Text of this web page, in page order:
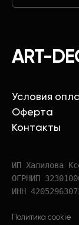
ART-
Условия
Оферта
Контакты
ИП Халилова
ОГРНИП
ИНН
Политика cookie